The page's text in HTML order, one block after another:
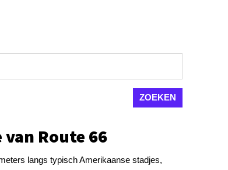
Route 66
langs typisch Amerikaanse stadjes,